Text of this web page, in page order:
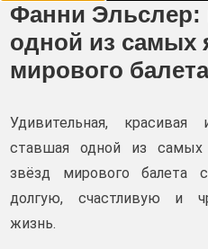
Фанни Эльслер:
одной из самых
мирового балета
Удивительная,
ставшая одной из самых
звёзд мирового балета
долгую, счастливую и
жизнь.